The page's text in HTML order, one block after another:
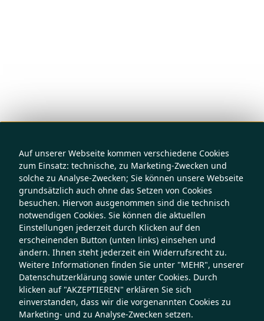
Auf unserer Webseite kommen verschiedene Cookies
zum Einsatz: technische, zu Marketing-Zwecken und
solche zu Analyse-Zwecken; Sie können unsere Webseite
grundsätzlich auch ohne das Setzen von Cookies
besuchen. Hiervon ausgenommen sind die technisch
notwendigen Cookies. Sie können die aktuellen
Einstellungen jederzeit durch Klicken auf den
erscheinenden Button (unten links) einsehen und
ändern. Ihnen steht jederzeit ein Widerrufsrecht zu.
Weitere Informationen finden Sie unter "MEHR", unserer
Datenschutzerklärung sowie unter Cookies. Durch
klicken auf "AKZEPTIEREN" erklären Sie sich
einverstanden, dass wir die vorgenannten Cookies zu
Marketing- und zu Analyse-Zwecken setzen.